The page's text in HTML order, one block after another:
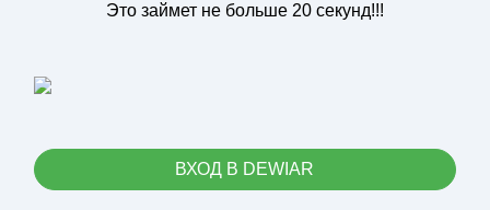
Это займет не больше 20 секунд!!!
ВХОД В DEWIAR